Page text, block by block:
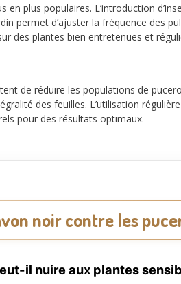
en plus populaires. L’introduction
permet d’ajuster la fréquence des
des plantes bien entretenues et
de réduire les populations de
des feuilles. L’utilisation
pour des résultats optimaux.
noir contre les
il nuire aux plantes